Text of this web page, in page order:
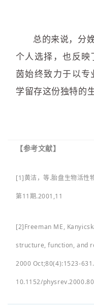
总的来说，分
个人选择，也反映
茵始终致力于以
学留存这份独特的
【参考文献】
[1]黄洁，等.胎盘生物活性
第11期.2001,11
[2]Freeman ME,
structure, function, and
2000 Oct;80(4):1523-
10.1152/